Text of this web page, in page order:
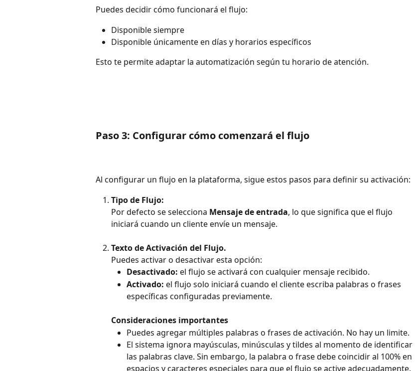
Puedes decidir cómo funcionará el flujo:
Disponible siempre
Disponible únicamente en días y horarios específicos
Esto te permite adaptar la automatización según tu horario de atención.
Paso 3: Configurar cómo comenzará el flujo
Al configurar un flujo en la plataforma, sigue estos pasos para definir su activación:
Tipo de Flujo:
​Por defecto se selecciona Mensaje de entrada, lo que significa que el flujo
iniciará cuando un cliente envíe un mensaje.
Texto de Activación del Flujo.
Puedes activar o desactivar esta opción:
Desactivado: el flujo se activará con cualquier mensaje recibido.
Activado: el flujo solo iniciará cuando el cliente escriba palabras o frases
específicas configuradas previamente.
Consideraciones importantes
Puedes agregar múltiples palabras o frases de activación. No hay un limite.
El sistema ignora mayúsculas, minúsculas y tildes al momento de identificar
las palabras clave. Sin embargo, la palabra o frase debe coincidir al 100% en
espacios y caracteres especiales para que el flujo se active adecuadamente.